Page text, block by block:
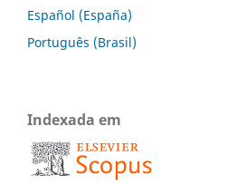
Español (España)
Português (Brasil)
Indexada em